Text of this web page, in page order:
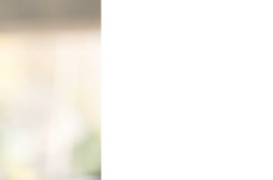
易相關給付款項請
同意方可使用
本公司不負相關責
戶狀況，依本公司